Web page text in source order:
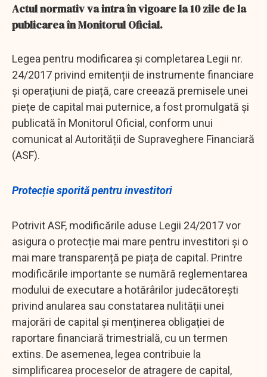
Actul normativ va intra în vigoare la 10 zile de la
publicarea în Monitorul Oficial.
Legea pentru modificarea și completarea Legii nr.
24/2017 privind emitenții de instrumente financiare
și operațiuni de piață, care creează premisele unei
piețe de capital mai puternice, a fost promulgată și
publicată în Monitorul Oficial, conform unui
comunicat al Autorității de Supraveghere Financiară
(ASF).
Protecție sporită pentru investitori
Potrivit ASF, modificările aduse Legii 24/2017 vor
asigura o protecție mai mare pentru investitori și o
mai mare transparență pe piața de capital. Printre
modificările importante se numără reglementarea
modului de executare a hotărârilor judecătorești
privind anularea sau constatarea nulității unei
majorări de capital și menținerea obligației de
raportare financiară trimestrială, cu un termen
extins. De asemenea, legea contribuie la
simplificarea proceselor de atragere de capital,